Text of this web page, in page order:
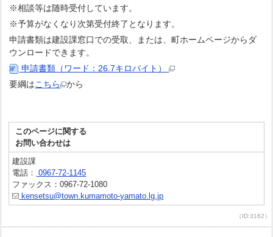
※相談等は随時受付しています。
※予算がなくなり次第受付終了となります。
申請書類は建設課窓口での受取、または、町ホームページからダ
ウンロードできます。
申請書類（ワード：26.7キロバイト）
要綱はこちら から
このページに関する
お問い合わせは
建設課
電話： 0967-72-1145
ファックス：0967-72-1080
kensetsu@town.kumamoto-yamato.lg.jp
（ID:3162）